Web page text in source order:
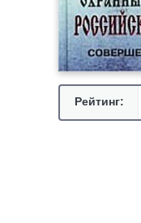
Рейтинг: